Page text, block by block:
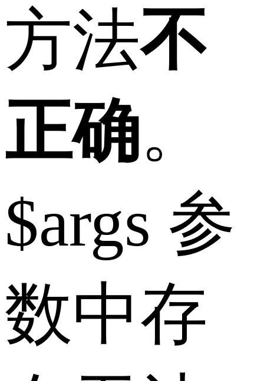
方法不
正确。
$args 参
数中存